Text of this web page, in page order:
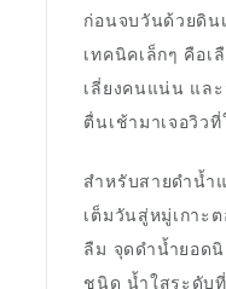
ก่อนจบวันด้วยดิน
เทคนิคเล็กๆ คือเ
เลี่ยงคนแน่น แล
ตื่นเช้ามาเจอวิว
สำหรับสายดำน้ำ
เต็มวันสู่หมู่เกาะ
ลืม จุดดำน้ำยอด
ชนิด น้ำใสระดับ